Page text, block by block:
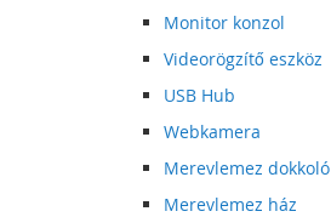
Monitor konzol
Videorögzítő eszköz
USB Hub
Webkamera
Merevlemez dokkoló
Merevlemez ház